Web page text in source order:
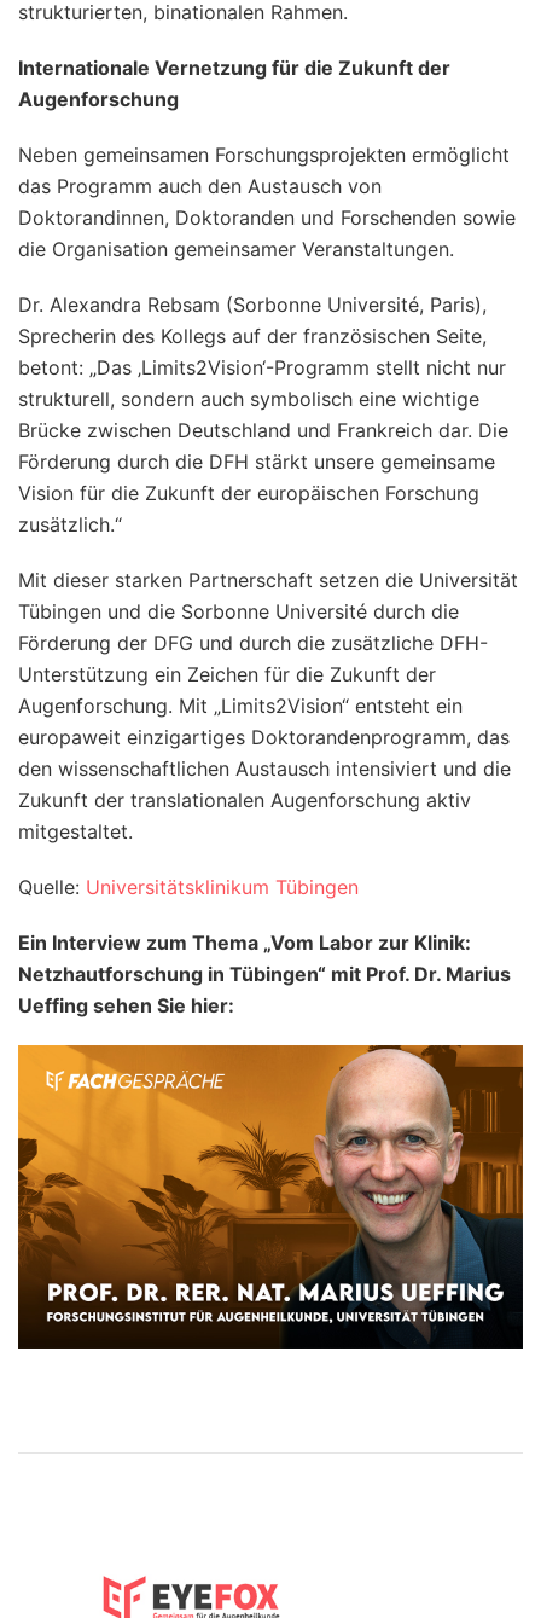
strukturierten, binationalen Rahmen.
Internationale Vernetzung für die Zukunft der
Augenforschung
Neben gemeinsamen Forschungsprojekten ermöglicht
das Programm auch den Austausch von
Doktorandinnen, Doktoranden und Forschenden sowie
die Organisation gemeinsamer Veranstaltungen.
Dr. Alexandra Rebsam (Sorbonne Université, Paris),
Sprecherin des Kollegs auf der französischen Seite,
betont: „Das ‚Limits2Vision‘-Programm stellt nicht nur
strukturell, sondern auch symbolisch eine wichtige
Brücke zwischen Deutschland und Frankreich dar. Die
Förderung durch die DFH stärkt unsere gemeinsame
Vision für die Zukunft der europäischen Forschung
zusätzlich.“
Mit dieser starken Partnerschaft setzen die Universität
Tübingen und die Sorbonne Université durch die
Förderung der DFG und durch die zusätzliche DFH-
Unterstützung ein Zeichen für die Zukunft der
Augenforschung. Mit „Limits2Vision“ entsteht ein
europaweit einzigartiges Doktorandenprogramm, das
den wissenschaftlichen Austausch intensiviert und die
Zukunft der translationalen Augenforschung aktiv
mitgestaltet.
Quelle: Universitätsklinikum Tübingen
Ein Interview zum Thema „Vom Labor zur Klinik:
Netzhautforschung in Tübingen“ mit Prof. Dr. Marius
Ueffing sehen Sie hier: